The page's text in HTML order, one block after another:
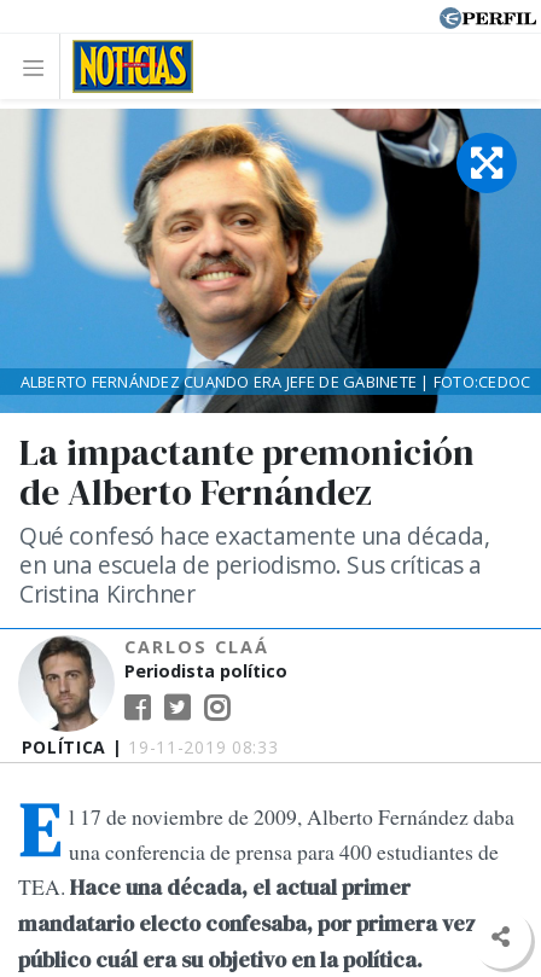
POLÍTICA | 19-11-2019 08:33
La impactante premonición
de Alberto Fernández
Qué confesó hace exactamente una década,
en una escuela de periodismo. Sus críticas a
Cristina Kirchner
CARLOS CLAÁ
Periodista político
ALBERTO FERNÁNDEZ CUANDO ERA JEFE DE GABINETE | FOTO:CEDOC
E l 17 de noviembre de 2009, Alberto Fernández daba
una conferencia de prensa para 400 estudiantes de
TEA. Hace una década, el actual primer
mandatario electo confesaba, por primera vez en
público cuál era su objetivo en la política.